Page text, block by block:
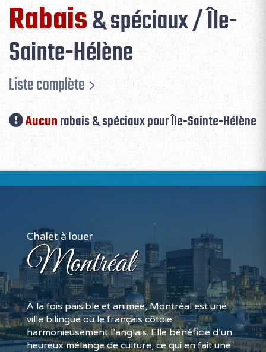
Rabais& spéciaux / Île-
Sainte-Hélène
Liste complète
Aucunrabais & spéciaux pour Île-Sainte-Hélène
Chalet à louer
Montréal
À la fois paisible et animée, Montréal est une
ville bilingue où le français côtoie
harmonieusement l’anglais. Elle bénéficie d’un
heureux mélange de culture, ce qui en fait une